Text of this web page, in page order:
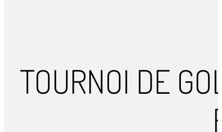
TOURNOI DE